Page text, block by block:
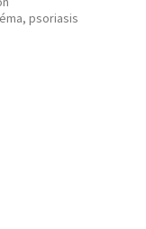
psoriasis